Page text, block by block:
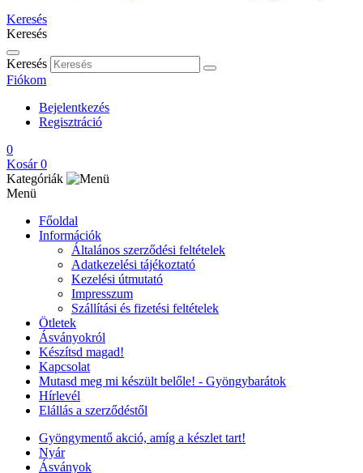
Keresés
Keresés
Keresés
Fiókom
Bejelentkezés
Regisztráció
0
Kosár 0
Kategóriák
Menü
Főoldal
Információk
Általános szerződési feltételek
Adatkezelési tájékoztató
Kezelési útmutató
Impresszum
Szállítási és fizetési feltételek
Ötletek
Ásványokról
Készítsd magad!
Kapcsolat
Mutasd meg mi készült belőle! - Gyöngybarátok
Hírlevél
Elállás a szerződéstől
Gyöngymentő akció, amíg a készlet tart!
Nyár
Ásványok